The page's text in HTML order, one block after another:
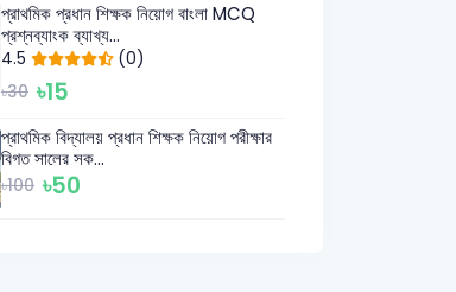
প্রাথমিক প্রধান শিক্ষক নিয়োগ বাংলা MCQ
প্রশ্নব্যাংক ব্যাখ্য...
4.5 (0)
৳30 ৳15
প্রাথমিক বিদ্যালয় প্রধান শিক্ষক নিয়োগ পরীক্ষার
বিগত সালের সক...
৳100 ৳50